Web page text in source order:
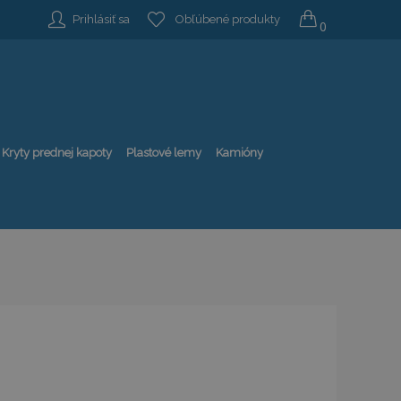
Prihlásiť sa Obľúbené produkty 0
Kryty prednej kapoty Plastové lemy Kamióny